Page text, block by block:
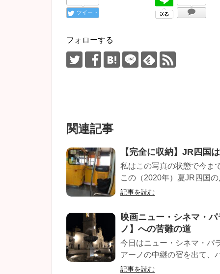
ツイート
フォローする
関連記事
【完全に収納】JR四国
私はこの写真の状態で今ま
この（2020年）夏JR四国
記事を読む
映画ニュー・シネマ・
ノ】への苦難の道
今日はニュー・シネマ・パ
アーノの中継の宿を出て、
記事を読む